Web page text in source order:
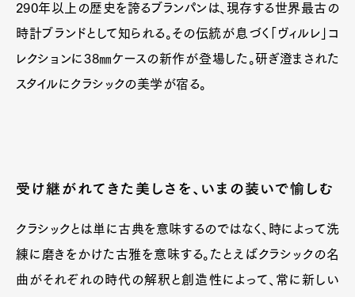
290年以上の歴史を誇るブランパンは、現存する世界最古の
時計ブランドとして知られる。その伝統が息づく「ヴィルレ」コ
レクションに38㎜ケースの新作が登場した。研ぎ澄まされた
スタイルにクラシックの美学が宿る。
受け継がれてきた美しさを、いまの装いで愉しむ
クラシックとは単に古典を意味するのではなく、時によって洗
練に磨きをかけた古雅を意味する。たとえばクラシックの名
曲がそれぞれの時代の解釈と創造性によって、常に新しい